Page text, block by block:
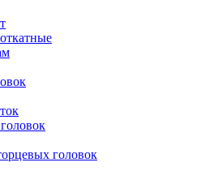
головок